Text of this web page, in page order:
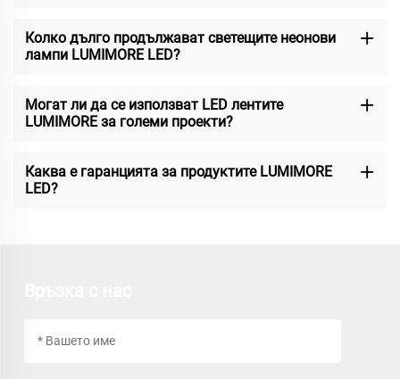
Колко дълго продължават светещите неонови
лампи LUMIMORE LED?
Могат ли да се използват LED лентите
LUMIMORE за големи проекти?
Каква е гаранцията за продуктите LUMIMORE
LED?